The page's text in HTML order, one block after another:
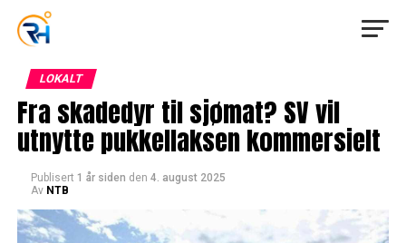
LOKALT
Fra skadedyr til sjømat? SV vil
utnytte pukkellaksen kommersielt
Publisert 1 år siden den 4. august 2025
Av NTB